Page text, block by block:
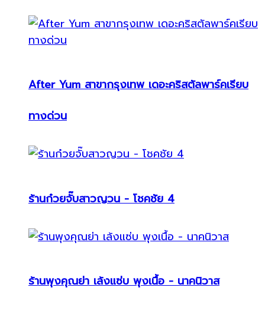
After Yum สาขากรุงเทพ เดอะคริสตัลพาร์คเรียบ
ทางด่วน
ร้านก๋วยจั๊บสาวญวน - โชคชัย 4
ร้านพุงคุณย่า เล้งแซ่บ พุงเนื้อ - นาคนิวาส